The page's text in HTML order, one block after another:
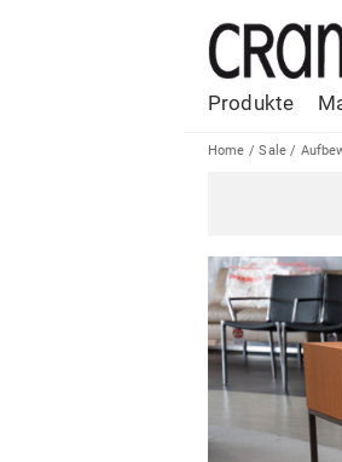
Produkte
Home /Sale /